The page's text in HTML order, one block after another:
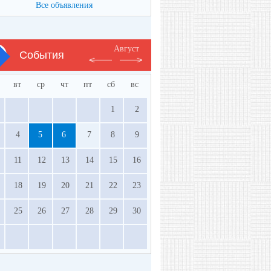
Все объявления
События
Август
вт ср чт пт сб вс
1 2
4 5 6 7 8 9
11 12 13 14 15 16
18 19 20 21 22 23
25 26 27 28 29 30